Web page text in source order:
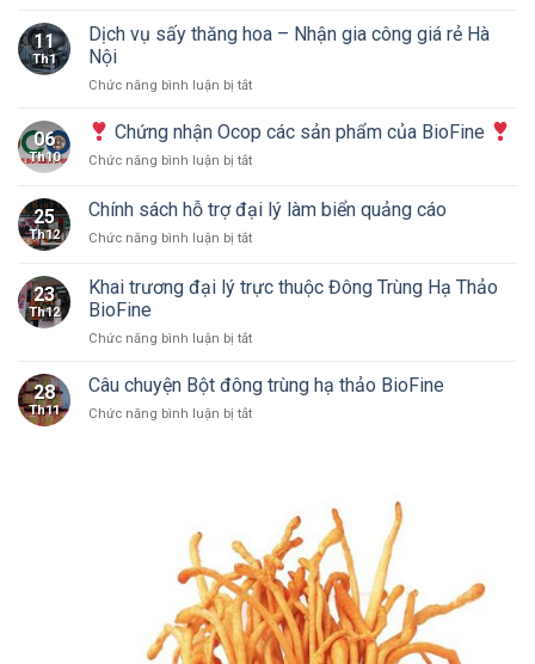
sấy
hoa
ướp
sen,
trà
sen
11
Th1
Dịch vụ sấy thăng hoa – Nhận gia công giá rẻ Hà
Nội
Chức năng bình luận bị tắtở
vụ
sấy
thăng
–
gia
giá
06
Th10
Chứng nhận Ocop các sản phẩm của BioFine
Chức năng bình luận bị tắtở
Chứng
nhận
Ocop
sản
phẩm
BioFine
25
Th12
Chính sách hỗ trợ đại lý làm biển quảng cáo
Chức năng bình luận bị tắtở
sách
hỗ
đại
làm
biển
quảng
23
Th12
Khai trương đại lý trực thuộc Đông Trùng Hạ Thảo
BioFine
Chức năng bình luận bị tắtở
trương
đại
lý
Thảo
BioFine
28
Th11
Câu chuyện Bột đông trùng hạ thảo BioFine
Chức năng bình luận bị tắtở
thảo
BioFine